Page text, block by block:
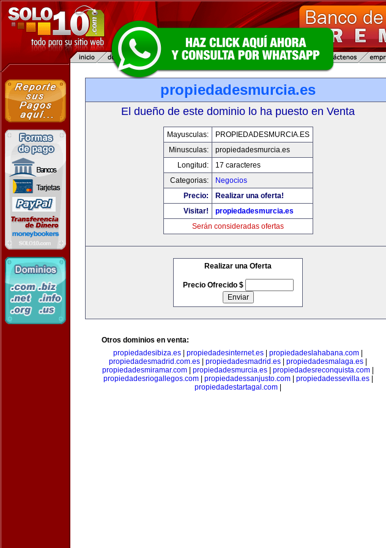
propiedadesmurcia.es
El dueño de este dominio lo ha puesto en Venta
Mayusculas:
PROPIEDADESMURCIA.ES
Minusculas:
propiedadesmurcia.es
Longitud:
17 caracteres
Categorias:
Negocios
Precio:
Realizar una oferta!
Visitar!
propiedadesmurcia.es
Serán consideradas ofertas
Realizar una Oferta
Precio Ofrecido $
Otros dominios en venta:
propiedadesibiza.es
propiedadesinternet.es propiedadeslahabana.com
propiedadesmadrid.com.es
propiedadesmadrid.es propiedadesmalaga.es
propiedadesmiramar.com
propiedadesmurcia.es propiedadesreconquista.com
propiedadesriogallegos.com| propiedadessanjusto.com| propiedadessevilla.es|
propiedadestartagal.com